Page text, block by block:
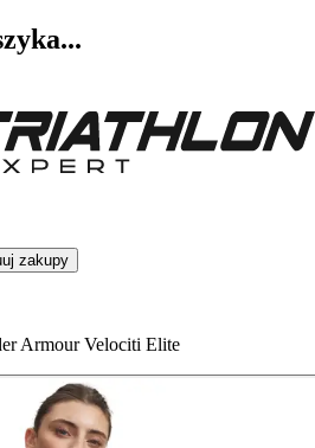
zakupy
Armour Velociti Elite